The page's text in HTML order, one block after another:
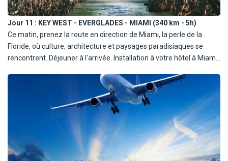
l'ambiance comparable à celle de Montmartre. Dîner cubain et
nuit.
Jour 11 : KEY WEST - EVERGLADES - MIAMI (340 km - 5h)
Ce matin, prenez la route en direction de Miami, la perle de la
Floride, où culture, architecture et paysages paradisiaques se
rencontrent. Déjeuner à l'arrivée. Installation à votre hôtel à Miami
Floride comme vous le souhaitez. Diner libre et nuit à Miami Beach.